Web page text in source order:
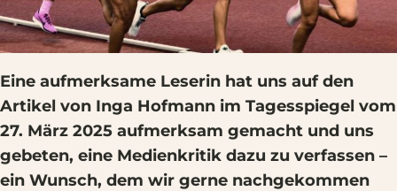
Eine aufmerksame Leserin hat uns auf den
Artikel von Inga Hofmann im Tagesspiegel vom
27. März 2025 aufmerksam gemacht und uns
gebeten, eine Medienkritik dazu zu verfassen –
ein Wunsch, dem wir gerne nachgekommen